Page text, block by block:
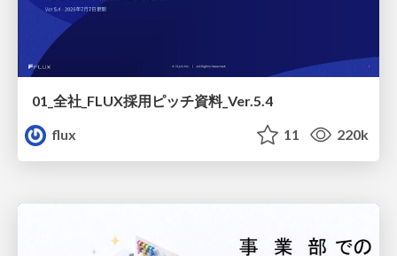
01_全社_FLUX採用ピッチ資料_Ver.5.4
flux
11 220k